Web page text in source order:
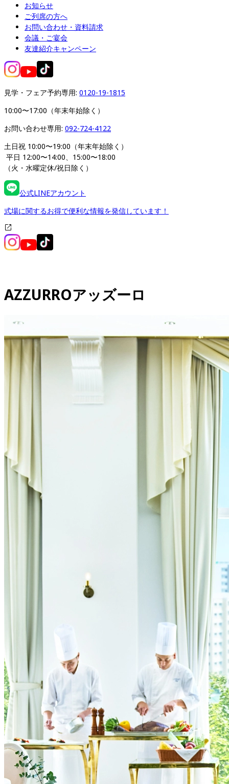
お知らせ
ご列席の方へ
お問い合わせ・資料請求
会議・ご宴会
友達紹介キャンペーン
見学・フェア予約専用: 0120-19-1815
10:00〜17:00（年末年始除く）
お問い合わせ専用: 092-724-4122
土日祝 10:00〜19:00（年末年始除く）
平日 12:00〜14:00、15:00〜18:00
（火・水曜定休/祝日除く）
公式LINEアカウント
式場に関するお得で便利な情報を発信しています！
AZZURROアッズーロ